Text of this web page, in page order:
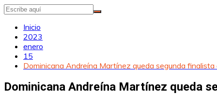
Inicio
2023
enero
15
Dominicana Andreína Martínez queda segunda
Dominicana Andreína Martínez queda